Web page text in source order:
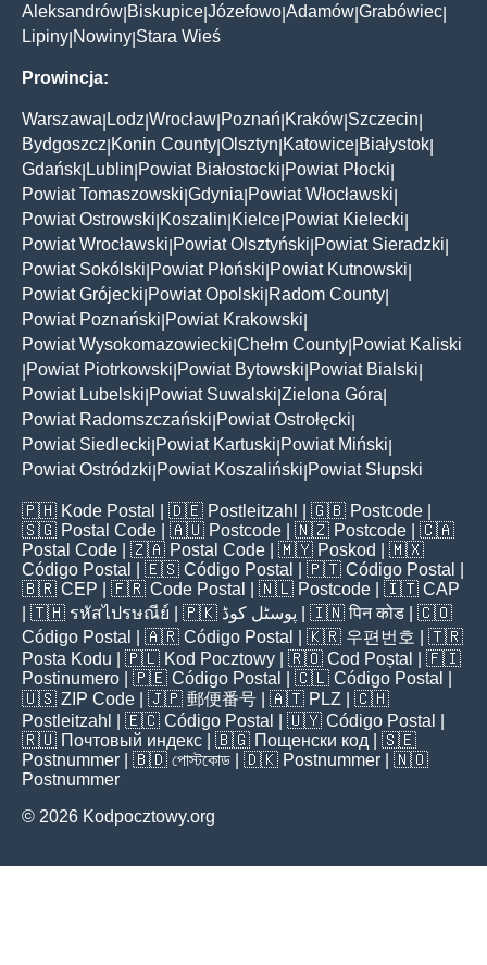
Aleksandrów Biskupice Józefowo Adamów Grabówiec
Lipiny Nowiny Stara Wieś
Prowincja:
Warszawa Lodz Wrocław Poznań Kraków Szczecin
Bydgoszcz Konin County Olsztyn Katowice Białystok
Gdańsk Lublin Powiat Białostocki Powiat Płocki
Powiat Tomaszowski Gdynia Powiat Włocławski
Powiat Ostrowski Koszalin Kielce Powiat Kielecki
Powiat Wrocławski Powiat Olsztyński Powiat Sieradzki
Powiat Sokólski Powiat Płoński Powiat Kutnowski
Powiat Grójecki Powiat Opolski Radom County
Powiat Poznański Powiat Krakowski
Powiat Wysokomazowiecki Chełm County Powiat Kaliski
Powiat Piotrkowski Powiat Bytowski Powiat Bialski
Powiat Lubelski Powiat Suwalski Zielona Góra
Powiat Radomszczański Powiat Ostrołęcki
Powiat Siedlecki Powiat Kartuski Powiat Miński
Powiat Ostródzki Powiat Koszaliński Powiat Słupski
🇵🇭 Kode Postal | 🇩🇪 Postleitzahl | 🇬🇧 Postcode
🇸🇬 Postal Code | 🇦🇺 Postcode | 🇳🇿 Postcode | 🇨🇦
Postal Code | 🇿🇦 Postal Code | 🇲🇾 Poskod
| 🇲🇽
Código Postal
| 🇪🇸 Código Postal | 🇵🇹 Código Postal
🇧🇷 CEP | 🇫🇷 Code Postal | 🇳🇱 Postcode | 🇮🇹 CAP
| 🇹🇭 รหัสไปรษณีย์ | 🇵🇰 پوسٹل کوڈ | 🇮🇳पिन कोड | 🇨🇴
Código Postal
| 🇦🇷 Código Postal | 🇰🇷 우편번호
| 🇹🇷
Posta Kodu | 🇵🇱 Kod Pocztowy | 🇷🇴 Cod Poștal
| 🇫🇮
Postinumero | 🇵🇪 Código Postal | 🇨🇱 Código Postal
🇺🇸 ZIP Code | 🇯🇵 郵便番号 | 🇦🇹 PLZ | 🇨🇭
Postleitzahl
| 🇪🇨 Código Postal | 🇺🇾 Código Postal
🇷🇺 Почтовый индекс | 🇧🇬 Пощенски код | 🇸🇪
Postnummer | 🇧🇩 পোস্টকোড | 🇩🇰 Postnummer | 🇳🇴
Postnummer
© 2026 Kodpocztowy.org